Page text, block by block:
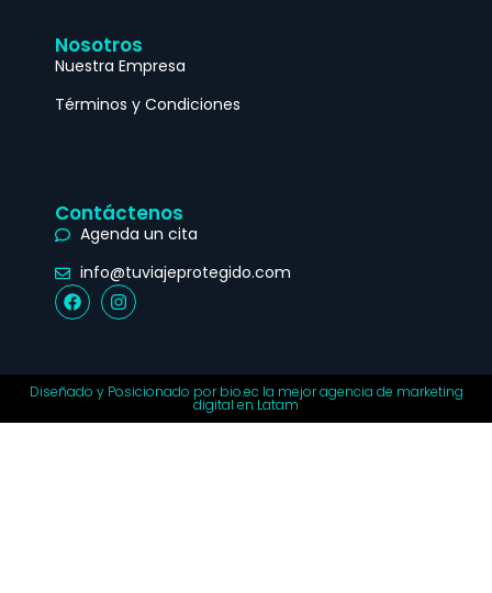
Nosotros
Nuestra Empresa
Términos y Condiciones
Contáctenos
Agenda un cita
info@tuviajeprotegido.com
Diseñado y Posicionado por bio.ec la mejor agencia de marketing
digital en Latam